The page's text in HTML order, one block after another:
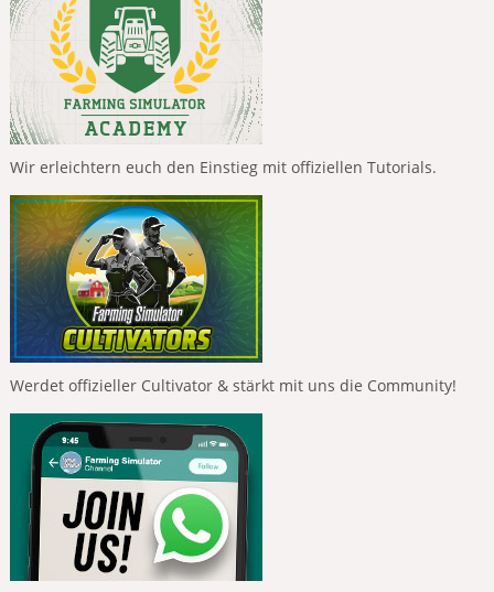
Wir erleichtern euch den Einstieg mit offiziellen Tutorials.
Werdet offizieller Cultivator & stärkt mit uns die Community!